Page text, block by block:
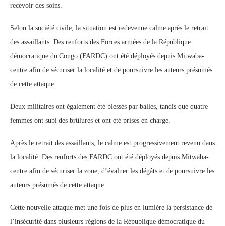
recevoir des soins.
Selon la société civile, la situation est redevenue calme après le retrait
des assaillants. Des renforts des Forces armées de la République
démocratique du Congo (FARDC) ont été déployés depuis Mitwaba-
centre afin de sécuriser la localité et de poursuivre les auteurs présumés
de cette attaque.
Deux militaires ont également été blessés par balles, tandis que quatre
femmes ont subi des brûlures et ont été prises en charge.
Après le retrait des assaillants, le calme est progressivement revenu dans
la localité. Des renforts des FARDC ont été déployés depuis Mitwaba-
centre afin de sécuriser la zone, d’évaluer les dégâts et de poursuivre les
auteurs présumés de cette attaque.
Cette nouvelle attaque met une fois de plus en lumière la persistance de
l’insécurité dans plusieurs régions de la République démocratique du